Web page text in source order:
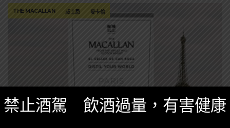
THE MACALLAN 威士忌 麥卡倫
禁止酒駕 飲酒過量，有害健康